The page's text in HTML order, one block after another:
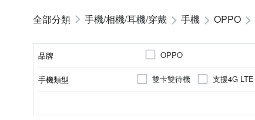
手機/相機/耳機/穿戴 手機 OPPO
品牌 OPPO
手機類型 雙卡雙待機 支援4G LTE